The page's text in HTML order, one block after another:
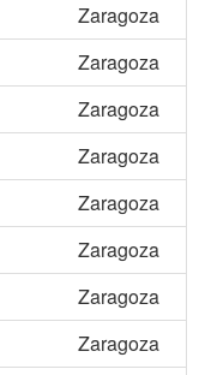
Zaragoza
Zaragoza
Zaragoza
Zaragoza
Zaragoza
Zaragoza
Zaragoza
Zaragoza